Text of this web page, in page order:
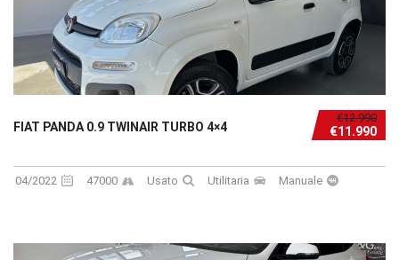
€12.990
€11.990
FIAT PANDA 0.9 TWINAIR TURBO 4×4
04/2022 47000 Usato Utilitaria Manuale